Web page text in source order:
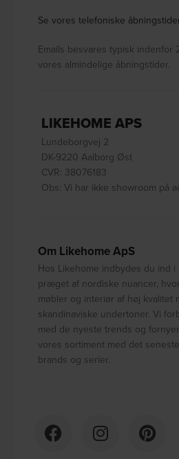
Se vores telefoniske
Emails besvares typisk indenfor
vores almindelige åbningstider.
LIKEHOME APS
Lundeborgvej 2
DK-9220 Aalborg Øst
CVR: 38076183
Obs: Vi har ikke showroom på
Om Likehome ApS
Hos Likehome indbydes du ind
præget af nordiske nuancer,
møbler og interiør af høj kvalitet
skandinaviske undertoner. Vi
med de nyeste trends og
vores sortiment med det
brands og serier.